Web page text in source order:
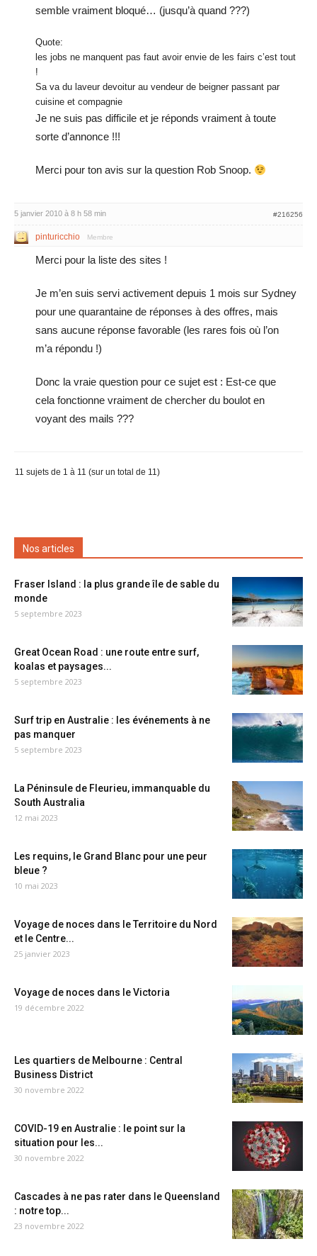
semble vraiment bloqué… (jusqu’à quand ???)
Quote:
les jobs ne manquent pas faut avoir envie de les fairs c’est tout
!
Sa va du laveur devoitur au vendeur de beigner passant par
cuisine et compagnie
Je ne suis pas difficile et je réponds vraiment à toute
sorte d’annonce !!!
Merci pour ton avis sur la question Rob Snoop.
5 janvier 2010 à 8 h 58 min #216256
pinturicchio Membre
Merci pour la liste des sites !
Je m’en suis servi activement depuis 1 mois sur Sydney
pour une quarantaine de réponses à des offres, mais
sans aucune réponse favorable (les rares fois où l’on
m’a répondu !)
Donc la vraie question pour ce sujet est : Est-ce que
cela fonctionne vraiment de chercher du boulot en
voyant des mails ???
11 sujets de 1 à 11 (sur un total de 11)
Nos articles
Fraser Island : la plus grande île de sable du
monde
5 septembre 2023
Great Ocean Road : une route entre surf,
koalas et paysages...
5 septembre 2023
Surf trip en Australie : les événements à ne
pas manquer
5 septembre 2023
La Péninsule de Fleurieu, immanquable du
South Australia
12 mai 2023
Les requins, le Grand Blanc pour une peur
bleue ?
10 mai 2023
Voyage de noces dans le Territoire du Nord
et le Centre...
25 janvier 2023
Voyage de noces dans le Victoria
19 décembre 2022
Les quartiers de Melbourne : Central
Business District
30 novembre 2022
COVID-19 en Australie : le point sur la
situation pour les...
30 novembre 2022
Cascades à ne pas rater dans le Queensland
: notre top...
23 novembre 2022